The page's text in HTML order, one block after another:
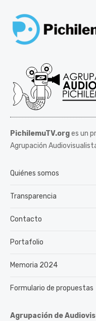
PichilemuTV.orges un
Agrupación
Quiénes somos
Transparencia
Contacto
Portafolio
Memoria 2024
Formulario de propuestas
Agrupación de